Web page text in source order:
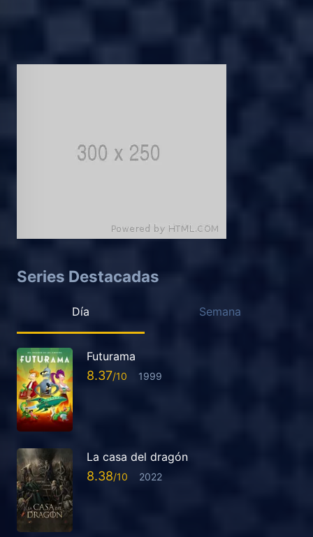
Series Destacadas
Día Semana
Futurama
8.37 1999
La casa del dragón
8.38 2022